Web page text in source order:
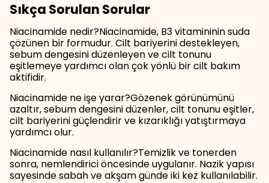
Sıkça Sorulan Sorular
Niacinamide nedir?Niacinamide, B3 vitamininin suda
çözünen bir formudur. Cilt bariyerini destekleyen,
sebum dengesini düzenleyen ve cilt tonunu
eşitlemeye yardımcı olan çok yönlü bir cilt bakım
aktifidir.
Niacinamide ne işe yarar?Gözenek görünümünü
azaltır, sebum dengesini düzenler, cilt tonunu eşitler,
cilt bariyerini güçlendirir ve kızarıklığı yatıştırmaya
yardımcı olur.
Niacinamide nasıl kullanılır?Temizlik ve tonerden
sonra, nemlendirici öncesinde uygulanır. Nazik yapısı
sayesinde sabah ve akşam günde iki kez kullanılabilir.